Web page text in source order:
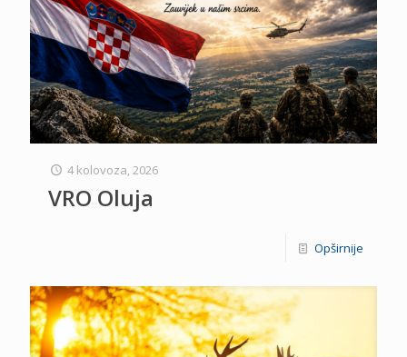
4 kolovoza, 2026
VRO Oluja
Opširnije